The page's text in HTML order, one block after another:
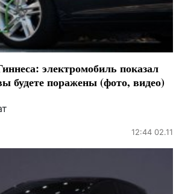
электромобиль показал
будете поражены (фото, видео)
12:44 02.11